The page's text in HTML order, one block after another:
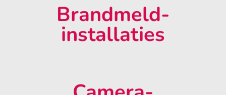
Brandmeld-
installaties